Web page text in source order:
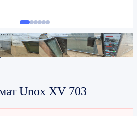
Unox XV 703